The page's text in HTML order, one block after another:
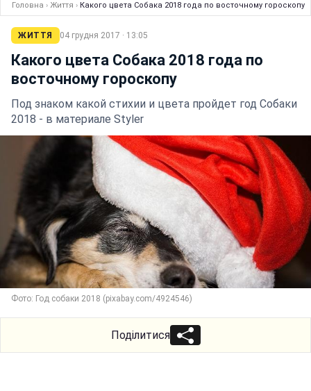
Головна › Життя › Какого цвета Собака 2018 года по восточному гороскопу
ЖИТТЯ 04 грудня 2017 · 13:05
Какого цвета Собака 2018 года по
восточному гороскопу
Под знаком какой стихии и цвета пройдет год Собаки
2018 - в материале Styler
Фото: Год собаки 2018 (pixabay.com/4924546)
Поділитися